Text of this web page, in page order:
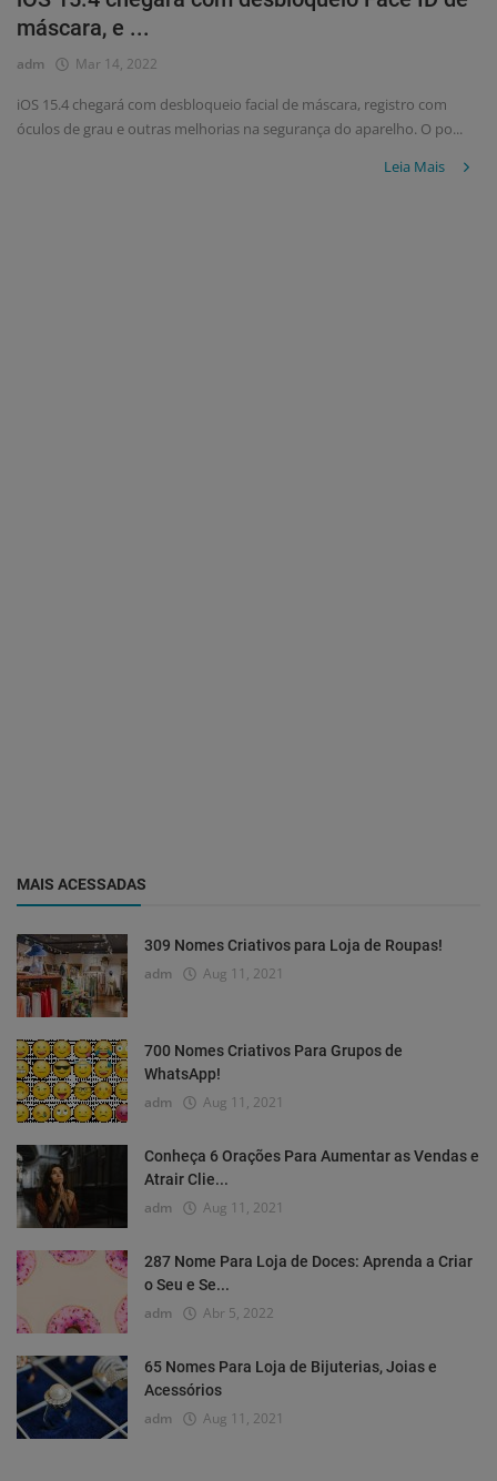
máscara, e ...
adm Mar 14, 2022
iOS 15.4 chegará com desbloqueio facial de máscara, registro com
óculos de grau e outras melhorias na segurança do aparelho. O po...
Leia Mais
MAIS ACESSADAS
309 Nomes Criativos para Loja de Roupas!
adm Aug 11, 2021
700 Nomes Criativos Para Grupos de
WhatsApp!
adm Aug 11, 2021
Conheça 6 Orações Para Aumentar as Vendas e
Atrair Clie...
adm Aug 11, 2021
287 Nome Para Loja de Doces: Aprenda a Criar
o Seu e Se...
adm Abr 5, 2022
65 Nomes Para Loja de Bijuterias, Joias e
Acessórios
adm Aug 11, 2021